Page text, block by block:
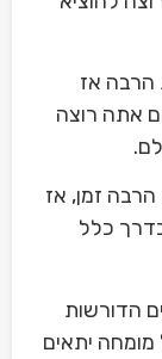
הרבה אז
אתה רוצה
זמן, אז
כלל
הדורשות
יתאים